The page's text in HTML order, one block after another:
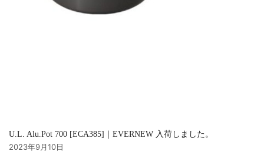
U.L. Alu.Pot 700 [ECA385]｜EVERNEW 入荷しました。
2023年9月10日